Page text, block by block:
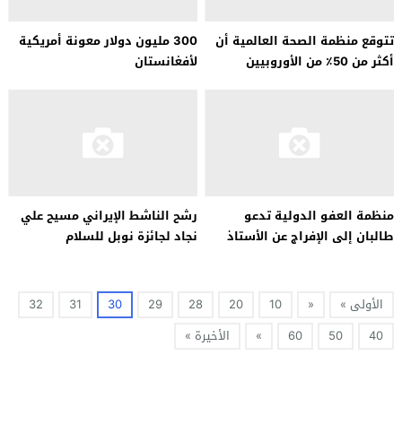
تتوقع منظمة الصحة العالمية أن
أكثر من 50٪ من الأوروبيين
300 مليون دولار معونة أمريكية
لأفغانستان
منظمة العفو الدولية تدعو
طالبان إلى الإفراج عن الأستاذ
رشح الناشط الإيراني مسيح علي
نجاد لجائزة نوبل للسلام
الأولى » «
10
20
28
29
30
31
32
40
50
60
» الأخيرة »